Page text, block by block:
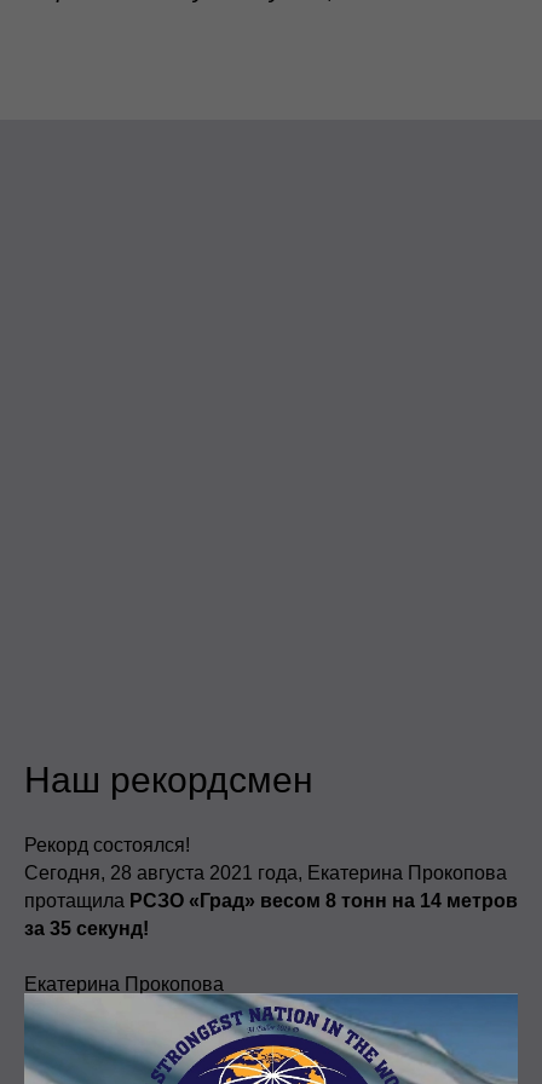
Наш рекордсмен
Рекорд состоялся!
Сегодня, 28 августа 2021 года, Екатерина Прокопова
протащила РСЗО «Град» весом 8 тонн на 14 метров
за 35 секунд!
Екатерина Прокопова
- мастер спорта по тяжёлой атлетике и пауэрлифтингу.
Мероприятие состоялось в рамках международного
военно-технического форума «Армия-2021» в